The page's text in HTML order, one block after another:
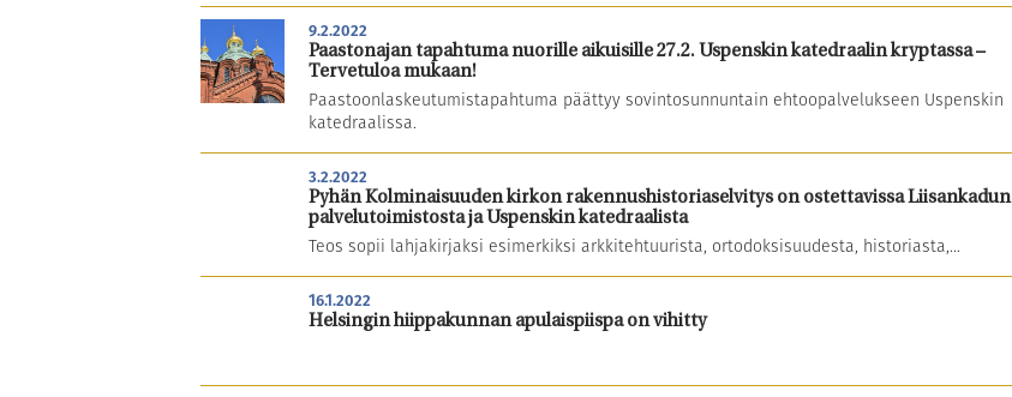
9.2.2022
Paastonajan tapahtuma nuorille aikuisille 27.2. Uspenskin katedraalin kryptassa –
Tervetuloa mukaan!
Paastoonlaskeutumistapahtuma päättyy sovintosunnuntain ehtoopalvelukseen Uspenskin
katedraalissa.
3.2.2022
Pyhän Kolminaisuuden kirkon rakennushistoriaselvitys on ostettavissa Liisankadun
palvelutoimistosta ja Uspenskin katedraalista
Teos sopii lahjakirjaksi esimerkiksi arkkitehtuurista, ortodoksisuudesta, historiasta,...
16.1.2022
Helsingin hiippakunnan apulaispiispa on vihitty